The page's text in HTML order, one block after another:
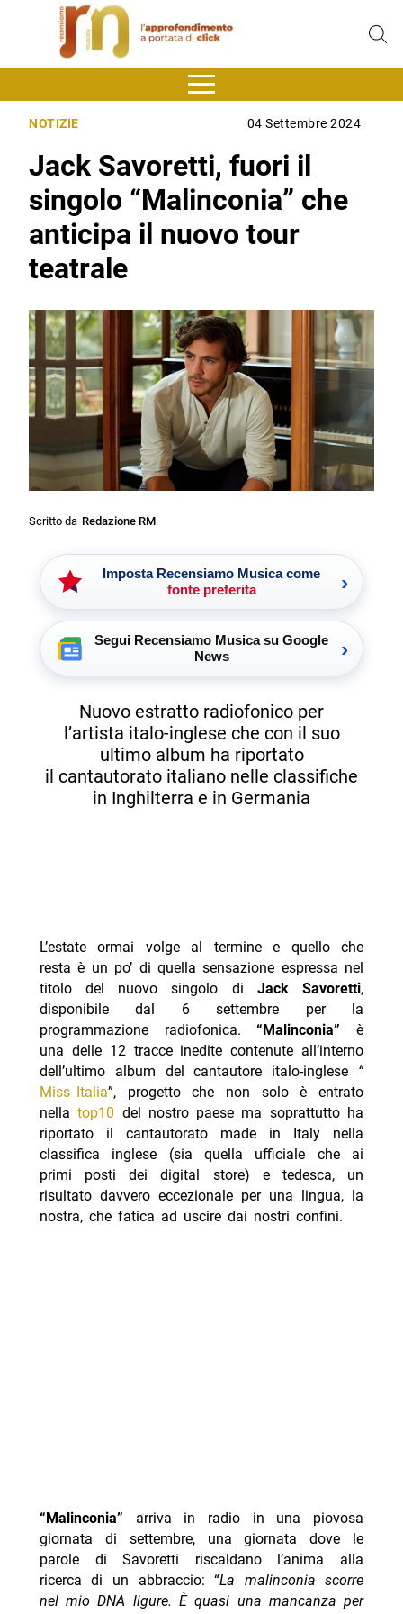
NOTIZIE 04 Settembre 2024
Jack Savoretti, fuori il
singolo “Malinconia” che
anticipa il nuovo tour
teatrale
Scritto da Redazione RM
Imposta Recensiamo Musica come
fonte preferita
›
Segui Recensiamo Musica su Google
News
›
Nuovo estratto radiofonico per
l’artista italo-inglese che con il suo
ultimo album ha riportato
il cantautorato italiano nelle classifiche
in Inghilterra e in Germania
L’estate ormai volge al termine e quello che
resta è un po’ di quella sensazione espressa nel
titolo del nuovo singolo di Jack Savoretti,
disponibile dal 6 settembre per la
programmazione radiofonica.“Malinconia”è
una delle 12 tracce inedite contenute all’interno
dell’ultimo album del cantautore italo-inglese “
Miss Italia”, progetto che non solo è entrato
nellatop10 del nostro paese ma soprattutto ha
riportato il cantautorato made in Italy nella
classifica inglese (sia quella ufficiale che ai
primi posti dei digital store) e tedesca, un
risultato davvero eccezionale per una lingua, la
nostra, che fatica ad uscire dai nostri confini.
“Malinconia” arriva in radio in una piovosa
giornata di settembre, una giornata dove le
parole di Savoretti riscaldano l’anima alla
ricerca di un abbraccio: “La malinconia scorre
nel mio DNA ligure. È quasi una mancanza per